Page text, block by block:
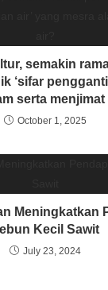
semakin
‘sifar
serta menjimat
October 1, 2025
Meningkatkan
Kecil Sawit
July 23, 2024